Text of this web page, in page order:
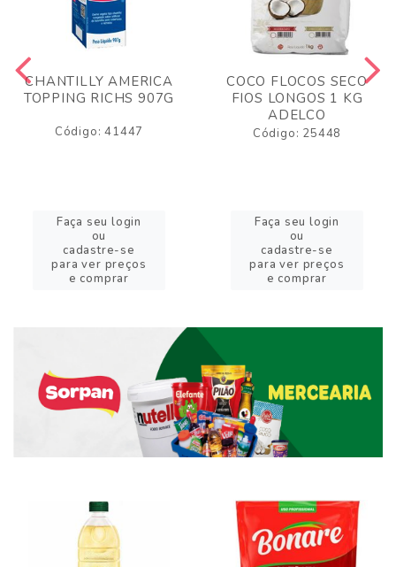
CHANTILLY AMERICA
TOPPING RICHS 907G
Código: 41447
Faça seu login
ou
cadastre-se
para ver preços
e comprar
COCO FLOCOS SECO
FIOS LONGOS 1 KG
ADELCO
Código: 25448
Faça seu login
ou
cadastre-se
para ver preços
e comprar